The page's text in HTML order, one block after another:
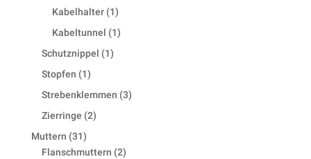
Kabelhalter 11
product
Kabeltunnel 11
Schutznippel 11
Stopfen 11
Strebenklemmen 33
Zierringe 22
Muttern 3131
products
Flanschmuttern 22